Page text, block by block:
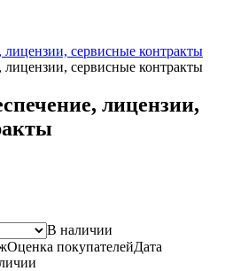
сервисные контракты
сервисные контракты
лицензии,
В наличии
Оценка покупателейДата